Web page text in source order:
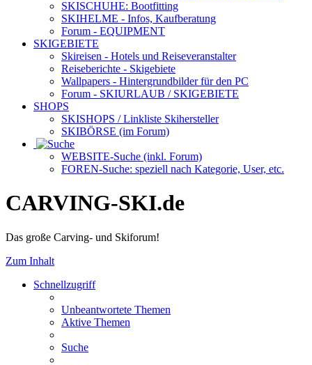
SKISCHUHE: Bootfitting
SKIHELME - Infos, Kaufberatung
Forum - EQUIPMENT
SKIGEBIETE
Skireisen - Hotels und Reiseveranstalter
Reiseberichte - Skigebiete
Wallpapers - Hintergrundbilder für den PC
Forum - SKIURLAUB / SKIGEBIETE
SHOPS
SKISHOPS / Linkliste Skihersteller
SKIBÖRSE (im Forum)
WEBSITE-Suche (inkl. Forum)
FOREN-Suche: speziell nach Kategorie, User, etc.
CARVING-SKI.de
Das große Carving- und Skiforum!
Zum Inhalt
Schnellzugriff
Unbeantwortete Themen
Aktive Themen
Suche